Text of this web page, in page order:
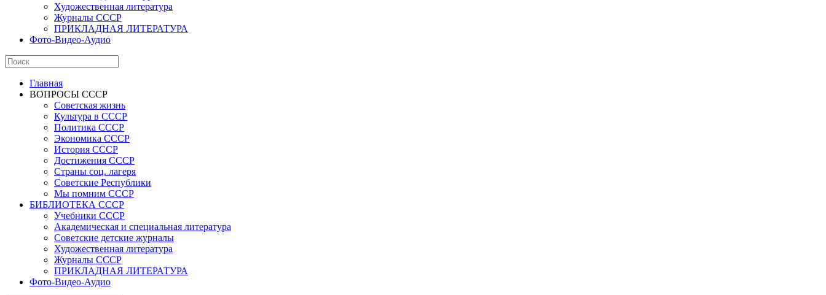
Художественная литература
Журналы СССР
ПРИКЛАДНАЯ ЛИТЕРАТУРА
Фото-Видео-Аудио
Главная
ВОПРОСЫ СССР
Советская жизнь
Культура в СССР
Политика СССР
Экономика СССР
История СССР
Достижения СССР
Страны соц. лагеря
Советские Республики
Мы помним СССР
БИБЛИОТЕКА СССР
Учебники СССР
Академическая и специальная литература
Советские детские журналы
Художественная литература
Журналы СССР
ПРИКЛАДНАЯ ЛИТЕРАТУРА
Фото-Видео-Аудио